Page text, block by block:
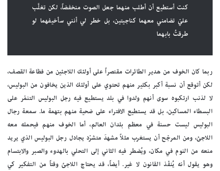
كنت أستطيع أن أطلب منهما جعل الصوت منخفضاً، لكن تغلَّب
عليّ تضامني معهما كناجيتين، بل خطر لي أنني سأخيفهما لو
طرقتُ بابهما
ربما كان الخوف من هدير الطائرات مقتصراً على أولئك اللاجئين من فظاعة القصف،
لكن أتوقع أن نسبة أكبر بكثير منهم تحتوي على أولئك الذين يخافون من البوليس،
لا لذنب ارتكبوه سوى أنهم ولدوا في بلد يستطيع فيه رجل البوليس التنمّر على
البسطاء المساكين، بل قد يستطيع الافتراء على ضحية منهم بتهمة ما. سمعة رجال
البوليس ليست حسنة في معظم بلدان العالم، أما الخوف منهم فيحمله معه
اللاجئ، ومن المرجّح أن يستغرب مثلاً مشهدَ متشرّد يجادل رجل البوليس الذي يريد
منعه من النوم في مكان، ويُضطر فيه الثاني إلى التحلي بالهدوء والصبر والابتسام
وهو يقول أنه يُنفّذ القانون لا غير. أيضاً، قد يحتاج اللاجئ وقتاً من التفكير كي